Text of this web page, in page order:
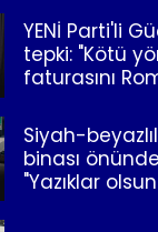
YENİ Parti'li
tepki: "Kötü
faturasını
Siyah-
binası
"Yazıklar